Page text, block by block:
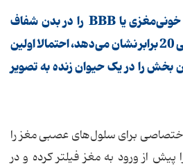
این تصویر که تشکیل سد خونی‌مغزی یا BBB را در بدن شفاف
جنین زبرا فیش با بزرگنمایی 20 برابر نشان می‌دهد، احتمالا اولین
را در یک حیوان زنده به تصویر
برای سلول‌های عصبی مغز را
از ورود به مغز فیلتر کرده و در